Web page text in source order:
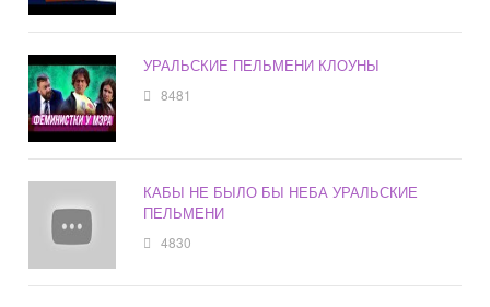
УРАЛЬСКИЕ ПЕЛЬМЕНИ КЛОУНЫ
8481
КАБЫ НЕ БЫЛО БЫ НЕБА УРАЛЬСКИЕ
ПЕЛЬМЕНИ
4830